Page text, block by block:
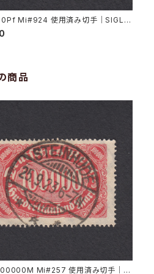
Mi#924 使用済み切手｜SIGLIN
商品
Mi#257 使用済み切手｜S